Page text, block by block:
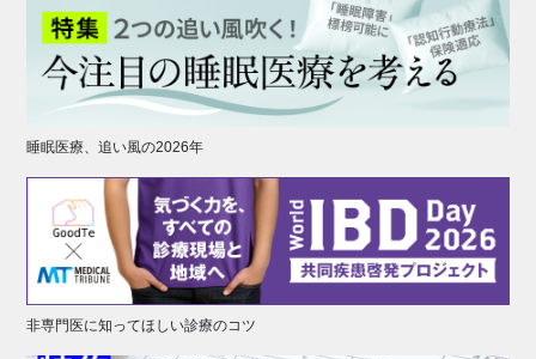
睡眠医療、追い風の2026年
非専門医に知ってほしい診療のコツ